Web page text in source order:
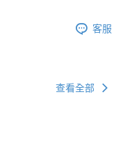
客服
查看全部